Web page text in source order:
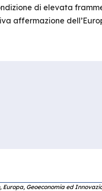
di elevata
affermazione
Europa, Geoeconomia ed